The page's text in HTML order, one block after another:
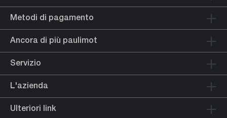
Metodi di pagamento
Ancora di più paulimot
Servizio
L'azienda
Ulteriori link